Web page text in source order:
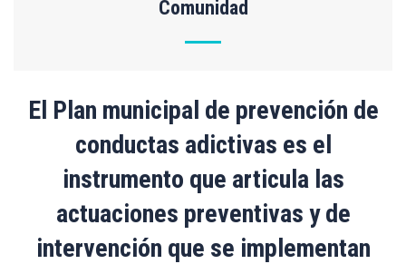
Comunidad
El Plan municipal de prevención de
conductas adictivas es el
instrumento que articula las
actuaciones preventivas y de
intervención que se implementan